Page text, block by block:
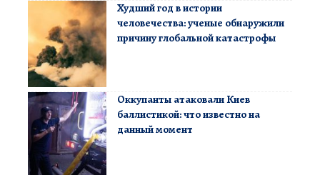
Худший год в истории
человечества: ученые обнаружили
причину глобальной катастрофы
Оккупанты атаковали Киев
баллистикой: что известно на
данный момент